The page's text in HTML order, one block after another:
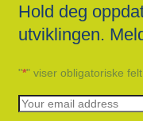
Hold deg
utviklingen.
"*" viser obligatoriske felt